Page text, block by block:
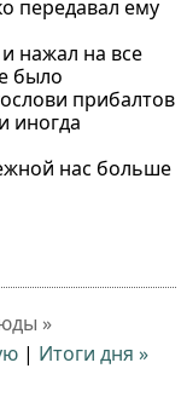
передавал ему
нажал на все
было
прибалтов
иногда
нас больше
»
| Итоги дня »